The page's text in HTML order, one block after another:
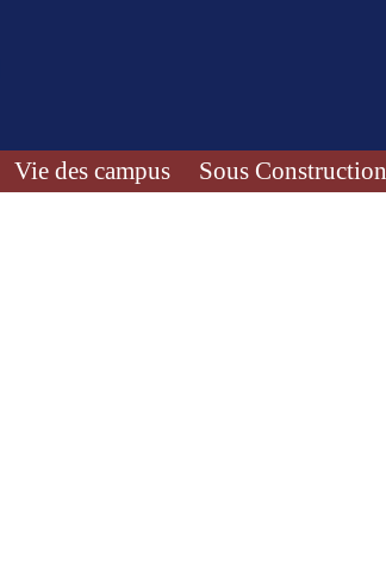
Vie des campus Sous Construction